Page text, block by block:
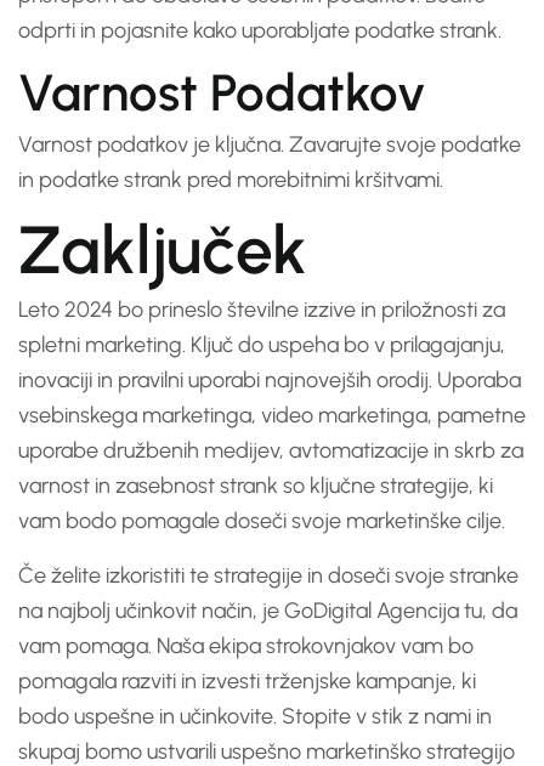
odprti in pojasnite kako uporabljate podatke strank.
Varnost Podatkov
Varnost podatkov je ključna. Zavarujte svoje podatke
in podatke strank pred morebitnimi kršitvami.
Zaključek
Leto 2024 bo prineslo številne izzive in priložnosti za
spletni marketing. Ključ do uspeha bo v prilagajanju,
inovaciji in pravilni uporabi najnovejših orodij. Uporaba
vsebinskega marketinga, video marketinga, pametne
uporabe družbenih medijev, avtomatizacije in skrb za
varnost in zasebnost strank so ključne strategije, ki
vam bodo pomagale doseči svoje marketinške cilje.
Če želite izkoristiti te strategije in doseči svoje stranke
na najbolj učinkovit način, je GoDigital Agencija tu, da
vam pomaga. Naša ekipa strokovnjakov vam bo
pomagala razviti in izvesti trženjske kampanje, ki
bodo uspešne in učinkovite. Stopite v stik z nami in
skupaj bomo ustvarili uspešno marketinško strategijo